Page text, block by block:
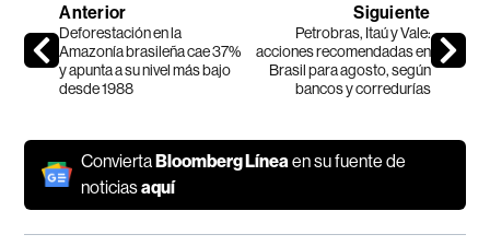
Anterior
Deforestación en la
Amazonía brasileña cae 37%
y apunta a su nivel más bajo
desde 1988
Siguiente
Petrobras, Itaú y Vale:
acciones recomendadas en
Brasil para agosto, según
bancos y corredurías
ConviertaBloomberg Línea en su fuente de
noticiasaquí